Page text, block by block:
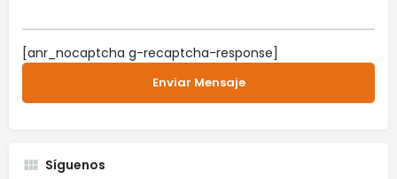
[anr_nocaptcha g-recaptcha-response]
Síguenos